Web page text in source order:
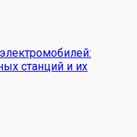
станций и их